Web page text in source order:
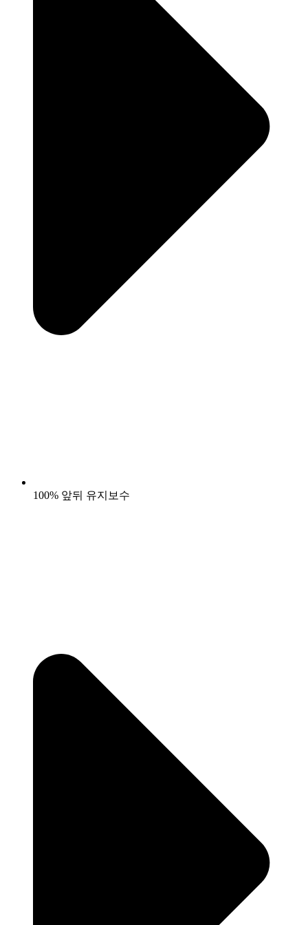
100% 앞뒤 유지보수